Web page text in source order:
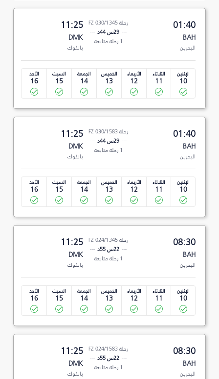
01:40
BAH
البحرين
رحلة FZ 030/1345
29س 44د
1 رحلة متابعة
11:25
DMK
بانكوك
الإثنين
10
الثلاثاء
11
الأربعاء
12
الخميس
13
الجمعة
14
السبت
15
الأحد
16
01:40
BAH
البحرين
رحلة FZ 030/1583
29س 44د
1 رحلة متابعة
11:25
DMK
بانكوك
الإثنين
10
الثلاثاء
11
الأربعاء
12
الخميس
13
الجمعة
14
السبت
15
الأحد
16
08:30
BAH
البحرين
رحلة FZ 024/1345
22س 55د
1 رحلة متابعة
11:25
DMK
بانكوك
الإثنين
10
الثلاثاء
11
الأربعاء
12
الخميس
13
الجمعة
14
السبت
15
الأحد
16
08:30
BAH
البحرين
رحلة FZ 024/1583
22س 55د
1 رحلة متابعة
11:25
DMK
بانكوك